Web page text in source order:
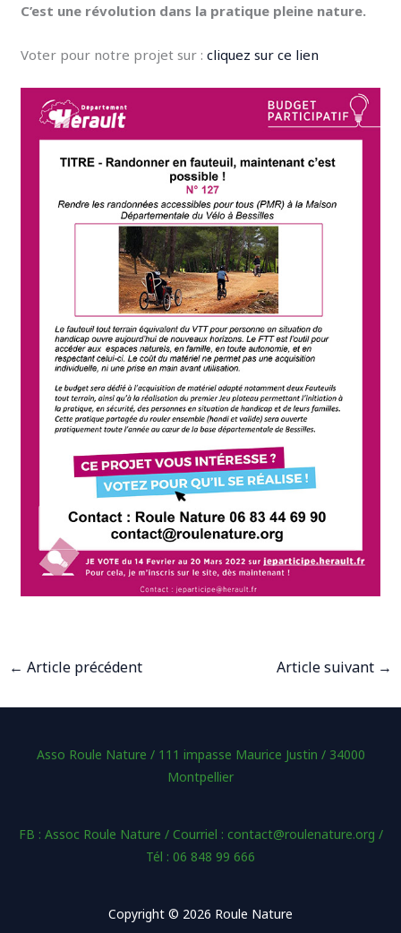
C’est une révolution dans la pratique pleine nature.
Voter pour notre projet sur :cliquez sur ce lien
← Article précédent Article suivant →
Asso Roule Nature / 111 impasse Maurice Justin / 34000
Montpellier
FB : Assoc Roule Nature / Courriel : contact@roulenature.org /
Tél : 06 848 99 666
Copyright © 2026 Roule Nature